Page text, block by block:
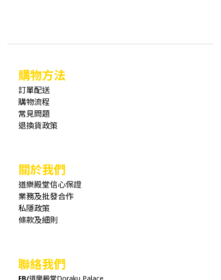
購物方法
訂單配送
購物流程
常見問題
退換貨政策
關於我們
道樂殿堂信心保證
業務及批發合作
私隱政策
條款及細則
聯絡我們